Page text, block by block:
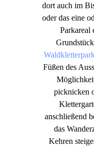
dort auch im
oder das eine
Parkareal
Füßen des
picknicken
anschließend
das
Kehren